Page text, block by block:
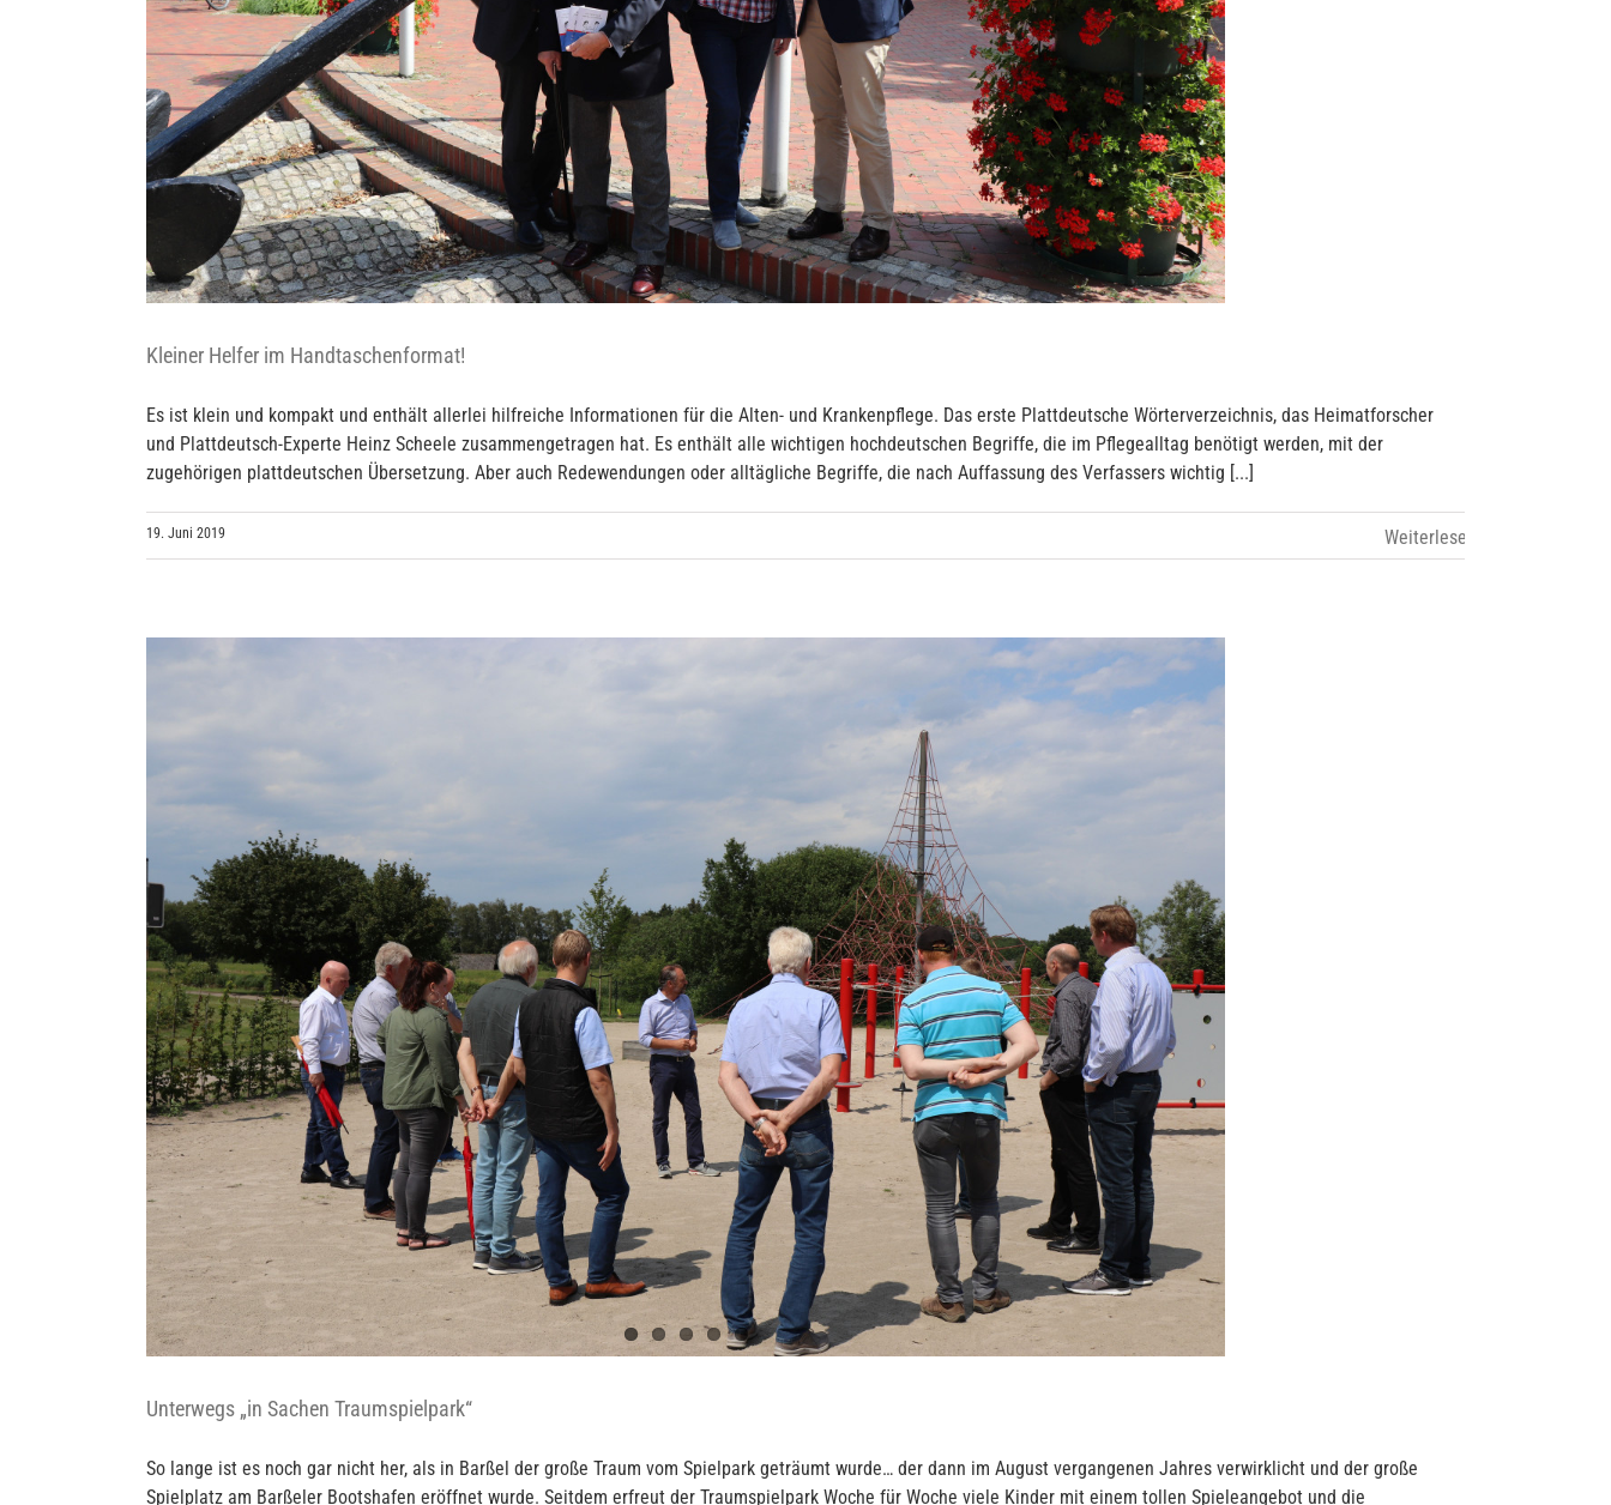
Kleiner Helfer im Handtaschenformat!
Es ist klein und kompakt und enthält allerlei hilfreiche Informationen für die Alten- und Krankenpflege. Das erste Plattdeutsche Wörterverzeichnis, das Heimatforscher
und Plattdeutsch-Experte Heinz Scheele zusammengetragen hat. Es enthält alle wichtigen hochdeutschen Begriffe, die im Pflegealltag benötigt werden, mit der
zugehörigen plattdeutschen Übersetzung. Aber auch Redewendungen oder alltägliche Begriffe, die nach Auffassung des Verfassers wichtig [...]
19. Juni 2019
Unterwegs „in Sachen Traumspielpark“
So lange ist es noch gar nicht her, als in Barßel der große Traum vom Spielpark geträumt wurde… der dann im August vergangenen Jahres verwirklicht und der große
Spielplatz am Barßeler Bootshafen eröffnet wurde. Seitdem erfreut der Traumspielpark Woche für Woche viele Kinder mit einem tollen Spieleangebot und die